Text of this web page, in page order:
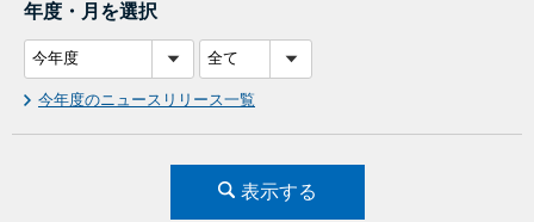
年度・月を選択
今年度のニュースリリース一覧
表示する